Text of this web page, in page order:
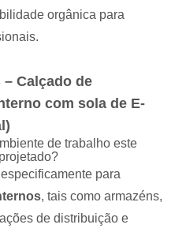
orgânica para
Calçado de
com sola de E-
de trabalho este
para
, tais como armazéns,
de distribuição e